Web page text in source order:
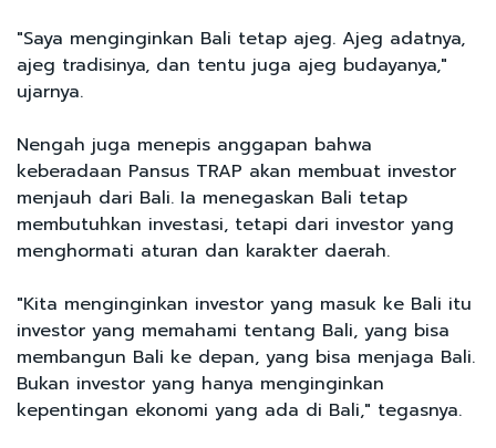
"Saya menginginkan Bali tetap ajeg. Ajeg adatnya,
ajeg tradisinya, dan tentu juga ajeg budayanya,"
ujarnya.
Nengah juga menepis anggapan bahwa
keberadaan Pansus TRAP akan membuat investor
menjauh dari Bali. Ia menegaskan Bali tetap
membutuhkan investasi, tetapi dari investor yang
menghormati aturan dan karakter daerah.
"Kita menginginkan investor yang masuk ke Bali itu
investor yang memahami tentang Bali, yang bisa
membangun Bali ke depan, yang bisa menjaga Bali.
Bukan investor yang hanya menginginkan
kepentingan ekonomi yang ada di Bali," tegasnya.